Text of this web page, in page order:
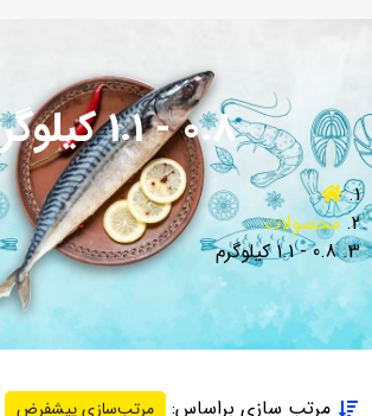
0.8 - 1.1 کیلوگرم
محصولات
0.8 - 1.1 کیلوگرم
مرتب سازی براساس:
مرتب‌سازی پیشفرض